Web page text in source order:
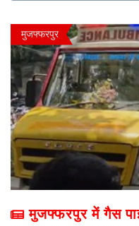
मुजफ्फरपुर
मुजफ्फरपुर में गैस